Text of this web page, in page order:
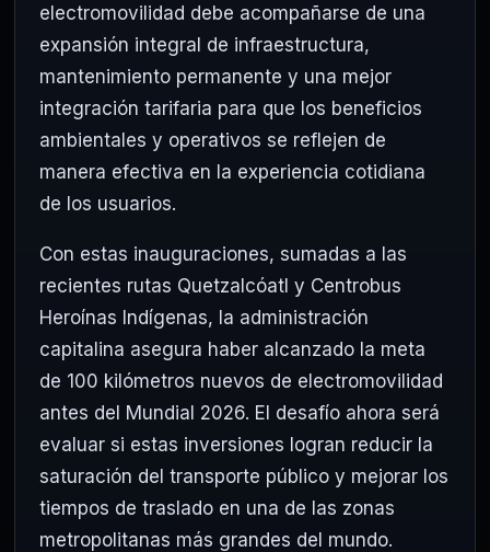
electromovilidad debe acompañarse de una
expansión integral de infraestructura,
mantenimiento permanente y una mejor
integración tarifaria para que los beneficios
ambientales y operativos se reflejen de
manera efectiva en la experiencia cotidiana
de los usuarios.
Con estas inauguraciones, sumadas a las
recientes rutas Quetzalcóatl y Centrobus
Heroínas Indígenas, la administración
capitalina asegura haber alcanzado la meta
de 100 kilómetros nuevos de electromovilidad
antes del Mundial 2026. El desafío ahora será
evaluar si estas inversiones logran reducir la
saturación del transporte público y mejorar los
tiempos de traslado en una de las zonas
metropolitanas más grandes del mundo.